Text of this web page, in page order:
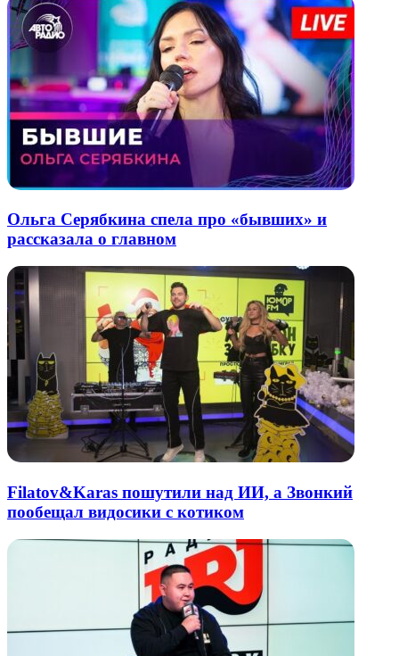
Ольга Серябкина спела про «бывших» и
рассказала о главном
Filatov&Karas пошутили над ИИ, а Звонкий
пообещал видосики с котиком